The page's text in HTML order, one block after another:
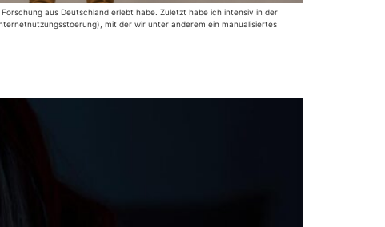
aus Deutschland erlebt habe. Zuletzt habe ich intensiv in der
mit der wir unter anderem ein manualisiertes